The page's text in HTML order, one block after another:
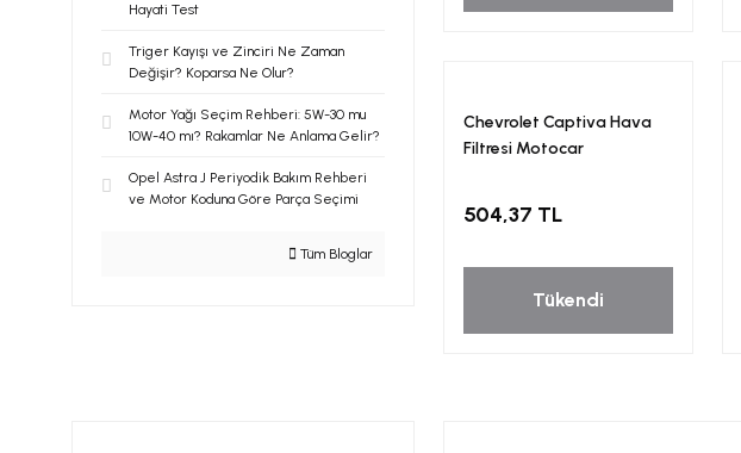
Hayati Test
Triger Kayışı ve Zinciri Ne Zaman
Değişir? Koparsa Ne Olur?
Motor Yağı Seçim Rehberi: 5W-30 mu
10W-40 mı? Rakamlar Ne Anlama Gelir?
Opel Astra J Periyodik Bakım Rehberi
ve Motor Koduna Göre Parça Seçimi
Tüm Bloglar
Chevrolet Captiva Hava
Filtresi Motocar
504,37 TL
Tükendi